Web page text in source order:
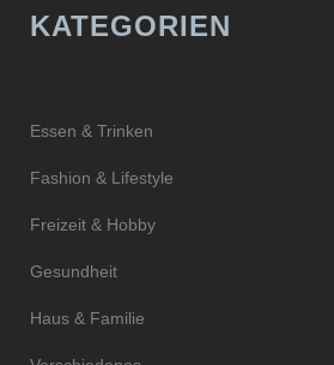
KATEGORIEN
Essen & Trinken
Fashion & Lifestyle
Freizeit & Hobby
Gesundheit
Haus & Familie